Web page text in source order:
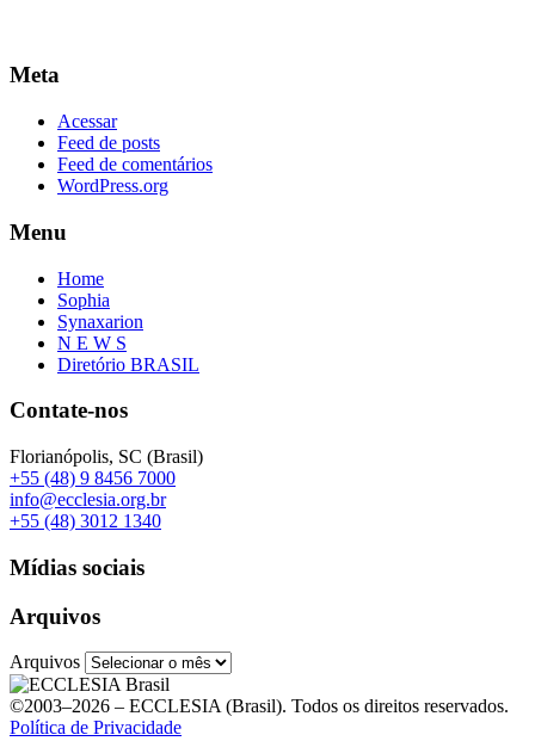
Meta
Acessar
Feed de posts
Feed de comentários
WordPress.org
Menu
Home
Sophia
Synaxarion
N E W S
Diretório BRASIL
Contate-nos
Florianópolis, SC (Brasil)
+55 (48) 9 8456 7000
info@ecclesia.org.br
+55 (48) 3012 1340
Mídias sociais
Arquivos
Arquivos
©2003–2026 – ECCLESIA (Brasil). Todos os direitos reservados.
Política de Privacidade